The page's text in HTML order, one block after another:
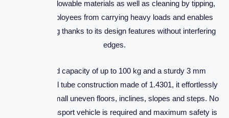
emptying of flowable materials as well as cleaning by tipping,
protects employees from carrying heavy loads and enables
easy cleaning thanks to its design features without interfering
edges.
With a load capacity of up to 100 kg and a sturdy 3 mm
stainless steel tube construction made of 1.4301, it effortlessly
overcomes small uneven floors, inclines, slopes and steps. No
additional transport vehicle is required and maximum safety is